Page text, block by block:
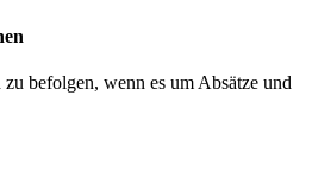
befolgen, wenn es um Absätze und